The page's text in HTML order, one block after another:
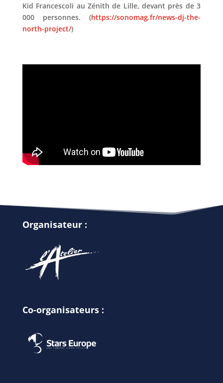
Kid Francescoli au Zénith de Lille, devant près de 3
000 personnes. (https://sonomag.fr/news-dj-the-
north-project/)
Organisateur :
Co-organisateurs :